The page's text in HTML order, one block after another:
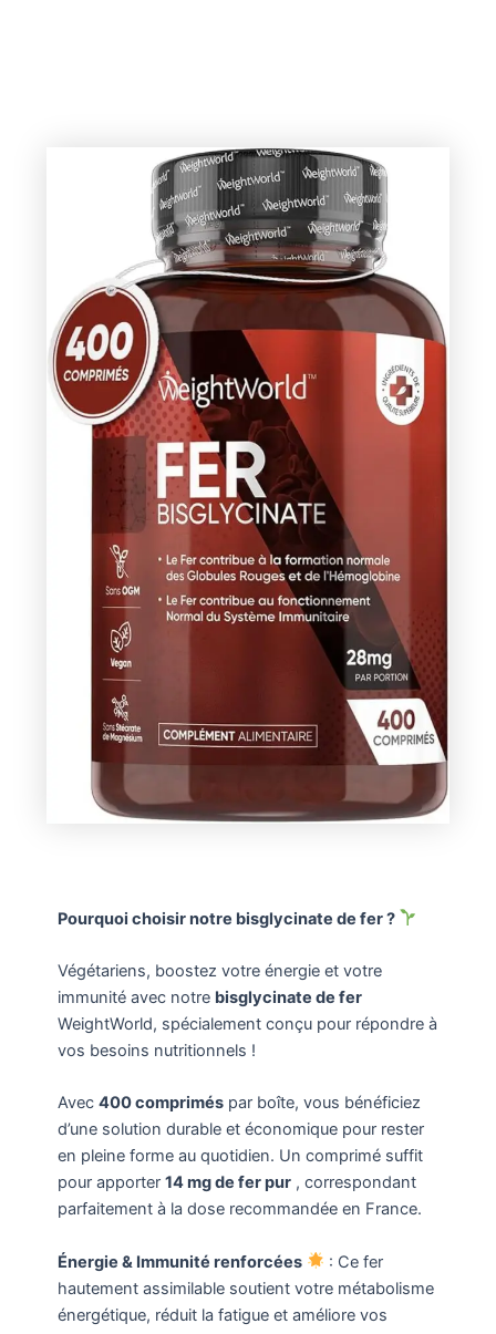
Pourquoi choisir notre bisglycinate de fer ?
Végétariens, boostez votre énergie et votre
immunité avec notre bisglycinate de fer
WeightWorld, spécialement conçu pour répondre à
vos besoins nutritionnels !
Avec 400 compriméspar boîte, vous bénéficiez
d’une solution durable et économique pour rester
en pleine forme au quotidien. Un comprimé suffit
pour apporter 14 mg de fer pur, correspondant
parfaitement à la dose recommandée en France.
Énergie & Immunité renforcées
: Ce fer
hautement assimilable soutient votre métabolisme
énergétique, réduit la fatigue et améliore vos